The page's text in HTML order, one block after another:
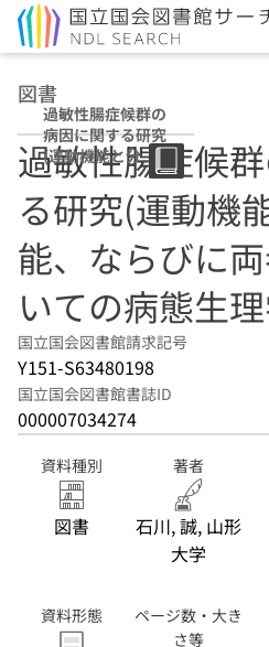
図書
過敏性腸症候群の
病因に関する研究
(運動機能と分泌
機能、ならびに両
者の関連について
の病態生理学的検
過敏性腸症候
る研究(運動機
能、ならびに
いての病態生
国立国会図書館請求記号
Y151-S63480198
国立国会図書館書誌ID
000007034274
資料種別
図書
著者
石川, 誠, 山形
大学
資料形態
ページ数・大き
さ等